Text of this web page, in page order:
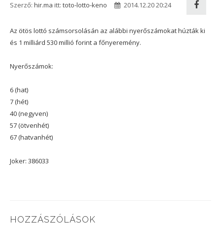
Szerző: hir.ma itt: toto-lotto-keno 2014.12.20 20:24
Az ötös lottó számsorsolásán az alábbi nyerőszámokat húzták ki
és 1 milliárd 530 millió forint a főnyeremény.
Nyerőszámok:
6 (hat)
7 (hét)
40 (negyven)
57 (ötvenhét)
67 (hatvanhét)
Joker: 386033
HOZZÁSZÓLÁSOK